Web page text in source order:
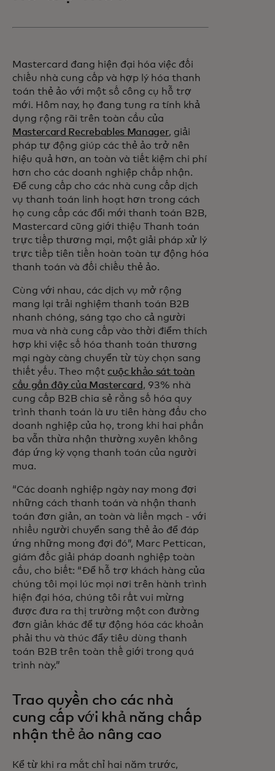
Mastercard đang hiện đại hóa việc đối
chiếu nhà cung cấp và hợp lý hóa thanh
toán thẻ ảo với một số công cụ hỗ trợ
mới. Hôm nay, họ đang tung ra tính khả
dụng rộng rãi trên toàn cầu của
Mastercard Recrebables Manager, giải
pháp tự động giúp các thẻ ảo trở nên
hiệu quả hơn, an toàn và tiết kiệm chi phí
hơn cho các doanh nghiệp chấp nhận.
Để cung cấp cho các nhà cung cấp dịch
vụ thanh toán linh hoạt hơn trong cách
họ cung cấp các đổi mới thanh toán B2B,
Mastercard cũng giới thiệu Thanh toán
trực tiếp thương mại, một giải pháp xử lý
trực tiếp tiên tiến hoàn toàn tự động hóa
thanh toán và đối chiếu thẻ ảo.
Cùng với nhau, các dịch vụ mở rộng
mang lại trải nghiệm thanh toán B2B
nhanh chóng, sáng tạo cho cả người
mua và nhà cung cấp vào thời điểm thích
hợp khi việc số hóa thanh toán thương
mại ngày càng chuyển từ tùy chọn sang
thiết yếu. Theo một cuộc khảo sát toàn
cầu gần đây của Mastercard , 93% nhà
cung cấp B2B chia sẻ rằng số hóa quy
trình thanh toán là ưu tiên hàng đầu cho
doanh nghiệp của họ, trong khi hai phần
ba vẫn thừa nhận thường xuyên không
đáp ứng kỳ vọng thanh toán của người
mua.
“Các doanh nghiệp ngày nay mong đợi
những cách thanh toán và nhận thanh
toán đơn giản, an toàn và liền mạch - với
nhiều người chuyển sang thẻ ảo để đáp
ứng những mong đợi đó”, Marc Pettican,
giám đốc giải pháp doanh nghiệp toàn
cầu, cho biết: “Để hỗ trợ khách hàng của
chúng tôi mọi lúc mọi nơi trên hành trình
hiện đại hóa, chúng tôi rất vui mừng
được đưa ra thị trường một con đường
đơn giản khác để tự động hóa các khoản
phải thu và thúc đẩy tiêu dùng thanh
toán B2B trên toàn thế giới trong quá
trình này.”
Trao quyền cho các nhà
cung cấp với khả năng chấp
nhận thẻ ảo nâng cao
Kể từ khi ra mắt chỉ hai năm trước,